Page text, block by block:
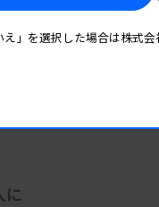
に
」を選択した場合は株式会